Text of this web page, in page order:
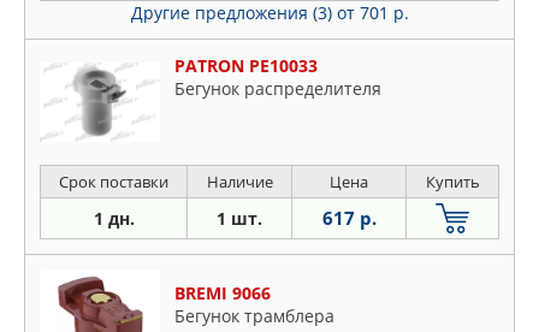
Другие предложения (3) от 701 р.
PATRON PE10033
Бегунок распределителя
Срок поставки Наличие Цена Купить
1 дн. 1 шт. 617 р.
BREMI 9066
Бегунок трамблера